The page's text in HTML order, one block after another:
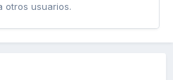
otros usuarios.